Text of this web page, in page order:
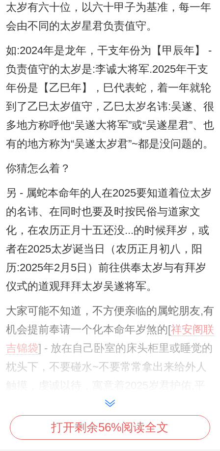
太岁有六十位，以六十甲子为基准，每一年
会由不同的太岁星君负责值守。
如:2024年是龙年，干支年份为【甲辰年】 -
负责值守的太岁是:李诚大将军.2025年干支
年份是【乙巳年】，巳代表蛇，着一年就轮
到了乙巳太岁值守，乙巳太岁名讳:吴遂、很
多地方称呼他“吴遂大将军”或“吴遂星君”、也
有的地方称为“吴遂太岁君”~都是没问题的。
你猜怎么着？
另 - 属蛇本命年的人在2025要知道着位太岁
的名讳、在同时也要及时按民俗与道家文
化，在农历正月十五还没...的时候拜岁，或
者在2025太岁诞当日（农历正月初八，阳
历:2025年2月5日）前往供奉太岁与有拜岁
仪式的道观拜拜太岁吴遂将军。
大家可能不知道，不方便亲临的属蛇朋友,有
机会提前奉请一个化本命年岁煞的[祥安阁联
吉锦袋] - 放在自己卧室的床头柜里或睡觉的
枕头下，不要碰水~不要常常拿出来给外人
属蛇2025年本命年穿什么东西颜色旺运?
打开剩余56%阅读全文